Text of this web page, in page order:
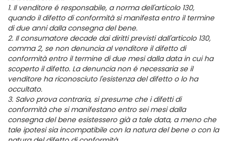
1. Il venditore é responsabile, a norma dell'articolo 130,
quando il difetto di conformità si manifesta entro il termine
di due anni dalla consegna del bene.
2. Il consumatore decade dai diritti previsti dall'articolo 130,
comma 2, se non denuncia al venditore il difetto di
conformità entro il termine di due mesi dalla data in cui ha
scoperto il difetto. La denuncia non é necessaria se il
venditore ha riconosciuto l'esistenza del difetto o lo ha
occultato.
3. Salvo prova contraria, si presume che i difetti di
conformità che si manifestano entro sei mesi dalla
consegna del bene esistessero già a tale data, a meno che
tale ipotesi sia incompatibile con la natura del bene o con la